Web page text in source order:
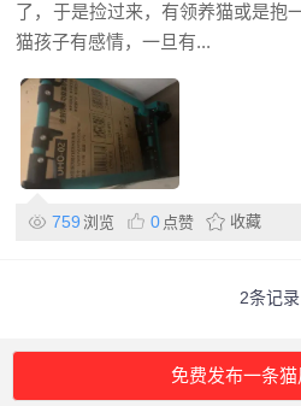
了，于是捡过来，有领养猫或是抱
猫孩子有感情，一旦有...
759 浏览 0 点赞 收藏
2条记录
免费发布一条